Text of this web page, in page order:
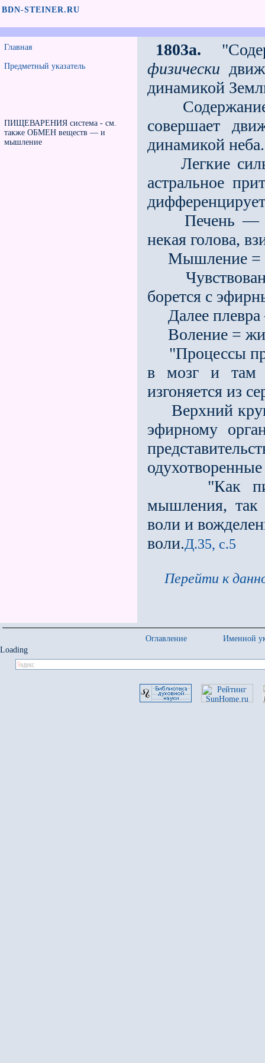
BDN-STEINER.RU
Главная
Предметный указатель
ПИЩЕВАРЕНИЯ система - см.
также ОБМЕН веществ — и
мышление
1803a.
физически
динамикой
Содержание
совершает
динамикой неба.
Легкие
астральное
Печень —
некая голова,
Мышление =
борется с
Далее плевра
Воление =
"Процессы
в мозг и там
изгоняется из
Верхний
эфирному
"Как
мышления, так
воли и
воли.Д.35, с.5
Перейти к
Оглавление
Именной
Loading